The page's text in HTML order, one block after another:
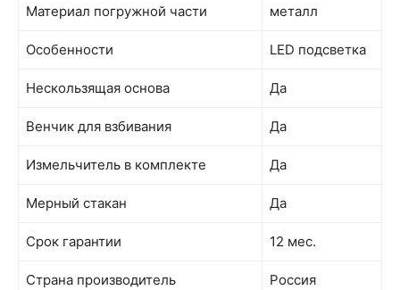
Материал погружной части металл
Особенности LED подсветка
Нескользящая основа Да
Венчик для взбивания Да
Измельчитель в комплекте Да
Мерный стакан Да
Срок гарантии 12 мес.
Страна производитель Россия